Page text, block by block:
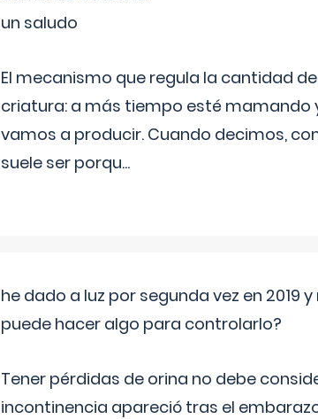
un saludo
El mecanismo que regula la cantidad
criatura: a más tiempo esté mamando
vamos a producir. Cuando decimos,
suele ser porqu...
he dado a luz por segunda vez en 2019
puede hacer algo para controlarlo?
Tener pérdidas de orina no debe
incontinencia apareció tras el